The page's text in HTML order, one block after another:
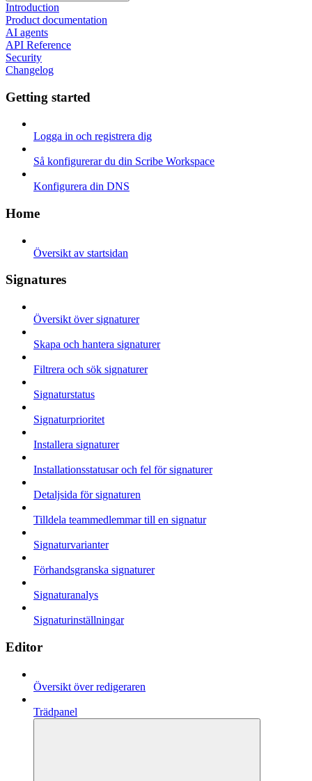
Introduction
Product documentation
AI agents
API Reference
Security
Changelog
Getting started
Logga in och registrera dig
Så konfigurerar du din Scribe Workspace
Konfigurera din DNS
Home
Översikt av startsidan
Signatures
Översikt över signaturer
Skapa och hantera signaturer
Filtrera och sök signaturer
Signaturstatus
Signaturprioritet
Installera signaturer
Installationsstatusar och fel för signaturer
Detaljsida för signaturen
Tilldela teammedlemmar till en signatur
Signaturvarianter
Förhandsgranska signaturer
Signaturanalys
Signaturinställningar
Editor
Översikt över redigeraren
Trädpanel